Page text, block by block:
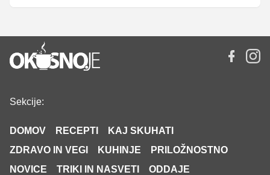
Sekcije:
DOMOV RECEPTI
KAJ SKUHATI
ZDRAVO IN VEGI
KUHINJE
PRILOŽNOSTNO
NOVICE
TRIKI IN NASVETI ODDAJE